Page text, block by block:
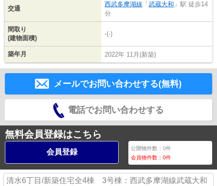
交通
西武多摩湖線 「 武蔵大和 」駅 徒歩14
分
間取り
(建物面積)
-(-)
築年月 2022年 11月(新築)
メールでお問い合わせする(無料)
電話でお問い合わせする
無料会員登録はこちら
会員登録 公開物件数：0件
会員物件数：0件
清水6丁目/新築住宅全4棟 3号棟：西武多摩湖線武蔵大和